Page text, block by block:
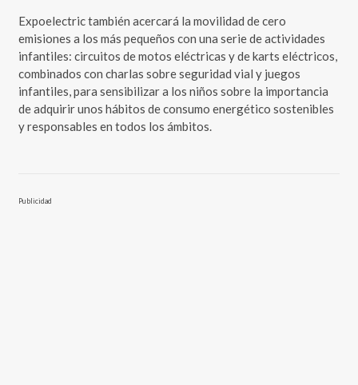
Expoelectric también acercará la movilidad de cero
emisiones a los más pequeños con una serie de actividades
infantiles: circuitos de motos eléctricas y de karts eléctricos,
combinados con charlas sobre seguridad vial y juegos
infantiles, para sensibilizar a los niños sobre la importancia
de adquirir unos hábitos de consumo energético sostenibles
y responsables en todos los ámbitos.
Publicidad